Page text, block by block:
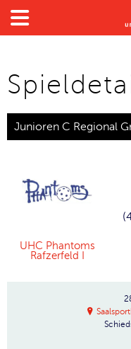

Junioren C Regional
UHC Phantoms
Rafzerfeld I